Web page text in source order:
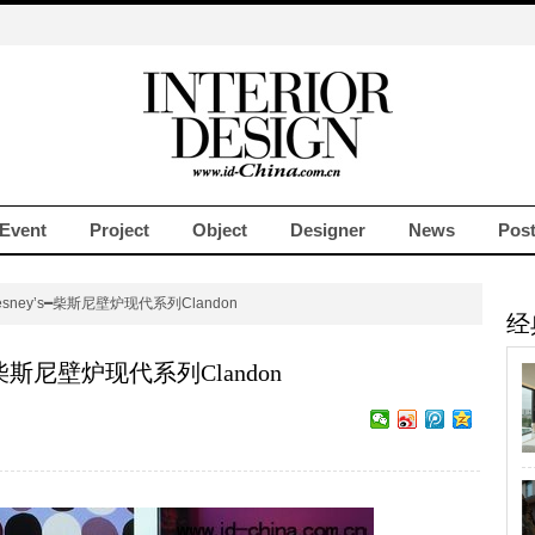
Event Project Object Designer News Post
柴斯尼壁炉现代系列Clandon
斯尼壁炉现代系列Clandon
经